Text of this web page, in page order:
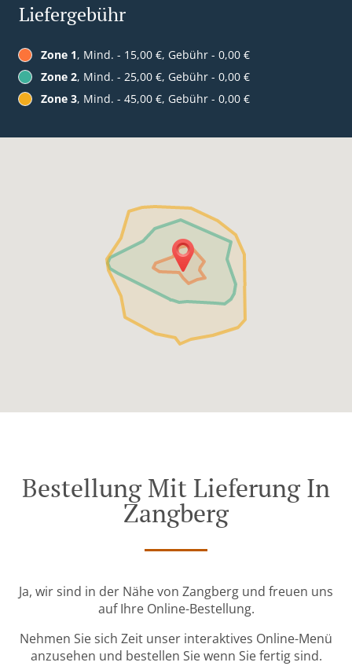
Liefergebühr
Zone 1, Mind. - 15,00 €, Gebühr - 0,00 €
Zone 2, Mind. - 25,00 €, Gebühr - 0,00 €
Zone 3, Mind. - 45,00 €, Gebühr - 0,00 €
Bestellung Mit Lieferung In
Zangberg
Ja, wir sind in der Nähe von Zangberg und freuen uns
auf Ihre Online-Bestellung.
Nehmen Sie sich Zeit unser interaktives Online-Menü
anzusehen und bestellen Sie wenn Sie fertig sind.